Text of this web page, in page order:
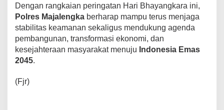
Dengan rangkaian peringatan Hari Bhayangkara ini,
Polres Majalengka berharap mampu terus menjaga
stabilitas keamanan sekaligus mendukung agenda
pembangunan, transformasi ekonomi, dan
kesejahteraan masyarakat menuju Indonesia Emas
2045.
(Fjr)